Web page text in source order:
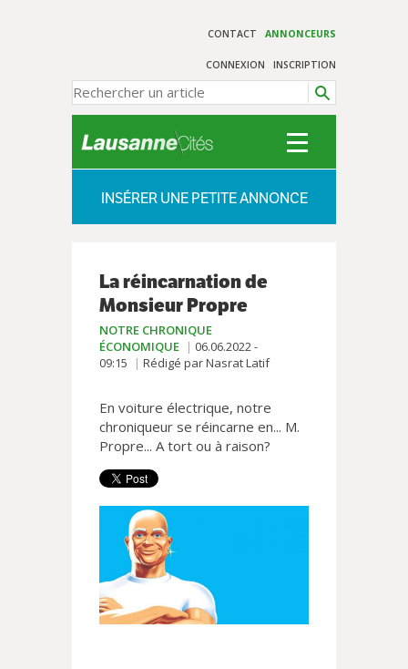
CONTACT ANNONCEURS
CONNEXION INSCRIPTION
INSÉRER UNE PETITE ANNONCE
La réincarnation de
Monsieur Propre
NOTRE CHRONIQUE
ÉCONOMIQUE
06.06.2022 -
09:15
Rédigé par Nasrat Latif
En voiture électrique, notre
chroniqueur se réincarne en... M.
Propre... A tort ou à raison?